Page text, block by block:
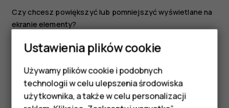
Smartfony
Telefony z funkcjami
Czy chcesz powiększyć lub pomniejszyć wyświetlane na
ekranie elementy?
Dotknij
Ustawienia> Ułatwienia dostępu
rozmiaru wyświetlacza, aby dostosować rozmiar
ekranu.
Ustawienia plików cookie
Używamy plików cookie i podobnych
technologii w celu ulepszenia środowiska
użytkownika, a także w celu personalizacji